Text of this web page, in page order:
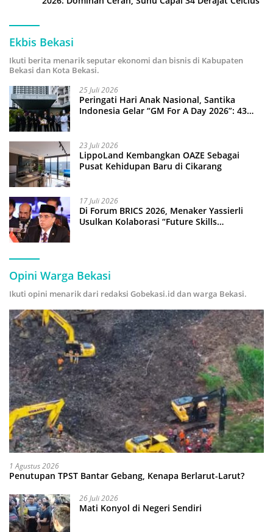
Ekbis Bekasi
Ikuti berita menarik seputar ekonomi dan bisnis di Kabupaten
Bekasi dan Kota Bekasi.
25 Juli 2026
Peringati Hari Anak Nasional, Santika
Indonesia Gelar “GM For A Day 2026”: 43
23 Juli 2026
LippoLand Kembangkan OAZE Sebagai
Pusat Kehidupan Baru di Cikarang
17 Juli 2026
Di Forum BRICS 2026, Menaker Yassierli
Usulkan Kolaborasi “Future Skills
Opini Warga Bekasi
Ikuti opini menarik dari redaksi Gobekasi.id dan warga Bekasi.
1 Agustus 2026
Penutupan TPST Bantar Gebang, Kenapa Berlarut-Larut?
26 Juli 2026
Mati Konyol di Negeri Sendiri